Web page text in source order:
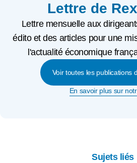
Lettre de
Lettre mensuelle aux
édito et des articles pour une
l'actualité économique
Voir toutes les publications
En savoir plus sur
Sujets liés